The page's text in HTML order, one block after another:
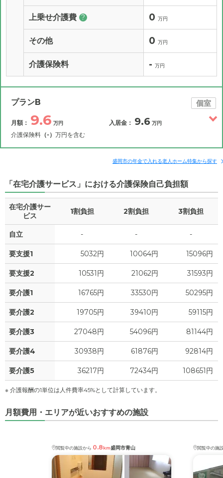
上乗せ介護費 ? 0 万円
その他 0 万円
介護保険料 - 万円
プランB 個室
月額： 9.6 万円
介護保険料 （-） 万円を含む
入居金： 9.6 万円
補足情報
月額費用 ? 9.6 万円
家賃 3.1
食費 ? 1 万円
水道・光熱費 2.2
上乗せ介護費 ? 0 万円
その他 0 万円
介護保険料 -
盛岡市の年金で入れる老人ホーム特集から探す
「在宅介護サービス」における介護保険自己負担額
在宅介護サー
ビス
1割負担 2割負担 3割負担
自立 - - -
要支援1 5032円 10064円 15096円
要支援2 10531円 21062円 31593円
要介護1 16765円 33530円 50295円
要介護2 19705円 39410円 59115円
要介護3 27048円 54096円 81144円
要介護4 30938円 61876円 92814円
要介護5 36217円 72434円 108651円
※ 介護報酬の1単位は人件費率45%として計算しています。
月額費用・エリアが近いおすすめの施設
閲覧中の施設から 0.8km盛岡市青山 閲覧中の施